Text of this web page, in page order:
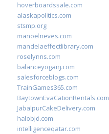
hoverboardssale.com
alaskapolitics.com
stsmp.org
manoelneves.com
mandelaeffectlibrary.com
roselynns.com
balanceyoganj.com
salesforceblogs.com
TrainGames365.com
BaytownEvaCationRentals.com
JabalpurCakeDelivery.com
halobjd.com
intelligenceqatar.com